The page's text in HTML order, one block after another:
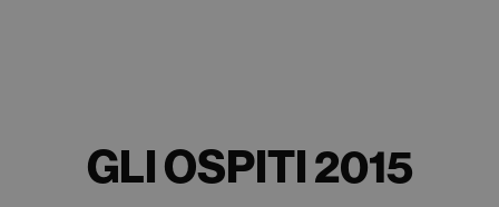
GLI OSPITI 2015